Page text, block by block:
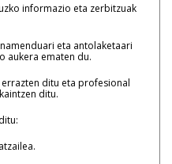
informazio eta zerbitzuak
eta antolaketaari
aukera ematen du.
ditu eta profesional
ditu.